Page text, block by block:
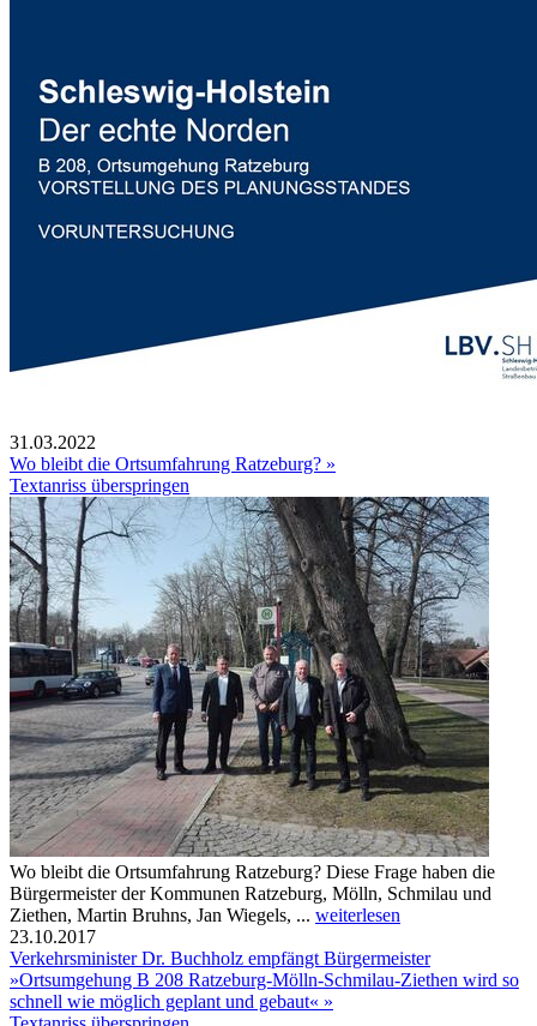
31.03.2022
Wo bleibt die Ortsumfahrung Ratzeburg? »
Textanriss überspringen
Wo bleibt die Ortsumfahrung Ratzeburg? Diese Frage haben die
Bürgermeister der Kommunen Ratzeburg, Mölln, Schmilau und
Ziethen, Martin Bruhns, Jan Wiegels, ... weiterlesen
23.10.2017
Verkehrsminister Dr. Buchholz empfängt Bürgermeister
»Ortsumgehung B 208 Ratzeburg-Mölln-Schmilau-Ziethen wird so
schnell wie möglich geplant und gebaut« »